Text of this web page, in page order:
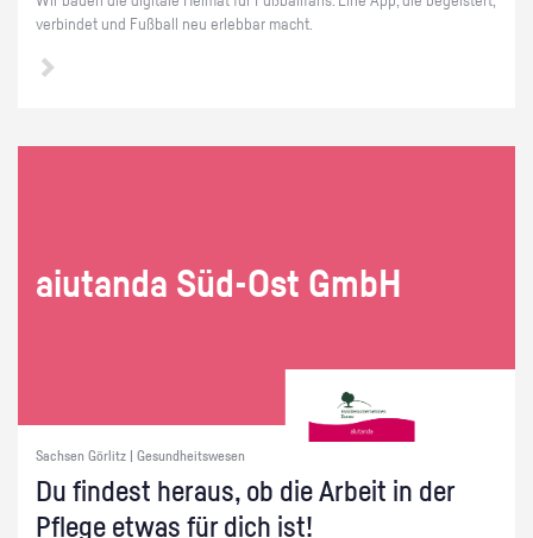
ver­bin­det und Fuß­ball neu er­leb­bar macht.
ai­utan­da Süd-Ost GmbH
Sachsen Görlitz | Gesundheitswesen
Du fin­dest her­aus, ob die Ar­beit in der
Pfle­ge etwas für dich ist!